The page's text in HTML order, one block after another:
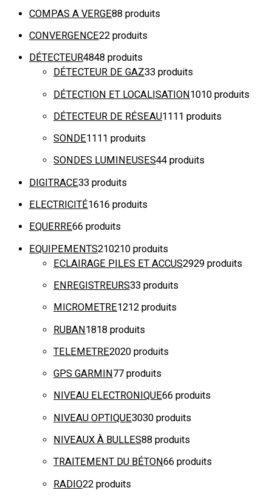
COMPAS A VERGE88 produits
CONVERGENCE22 produits
DÉTECTEUR4848 produits
DÉTECTEUR DE GAZ33 produits
DÉTECTION ET LOCALISATION1010 produits
DÉTECTEUR DE RÉSEAU1111 produits
SONDE11 11 produits
SONDES LUMINEUSES44 produits
DIGITRACE33 produits
ELECTRICITÉ1616 produits
EQUERRE66 produits
EQUIPEMENTS210210 produits
ECLAIRAGE PILES ET ACCUS2929 produits
ENREGISTREURS33 produits
MICROMETRE1212 produits
RUBAN1818 produits
TELEMETRE2020 produits
GPS GARMIN 77 produits
NIVEAU ELECTRONIQUE66 produits
NIVEAU OPTIQUE3030 produits
NIVEAUX À BULLES88 produits
TRAITEMENT DU BÉTON66 produits
RADIO22 produits